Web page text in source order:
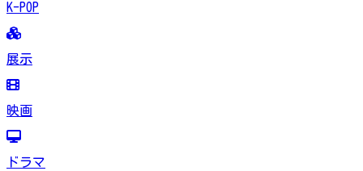
K-POP
展示
映画
ドラマ